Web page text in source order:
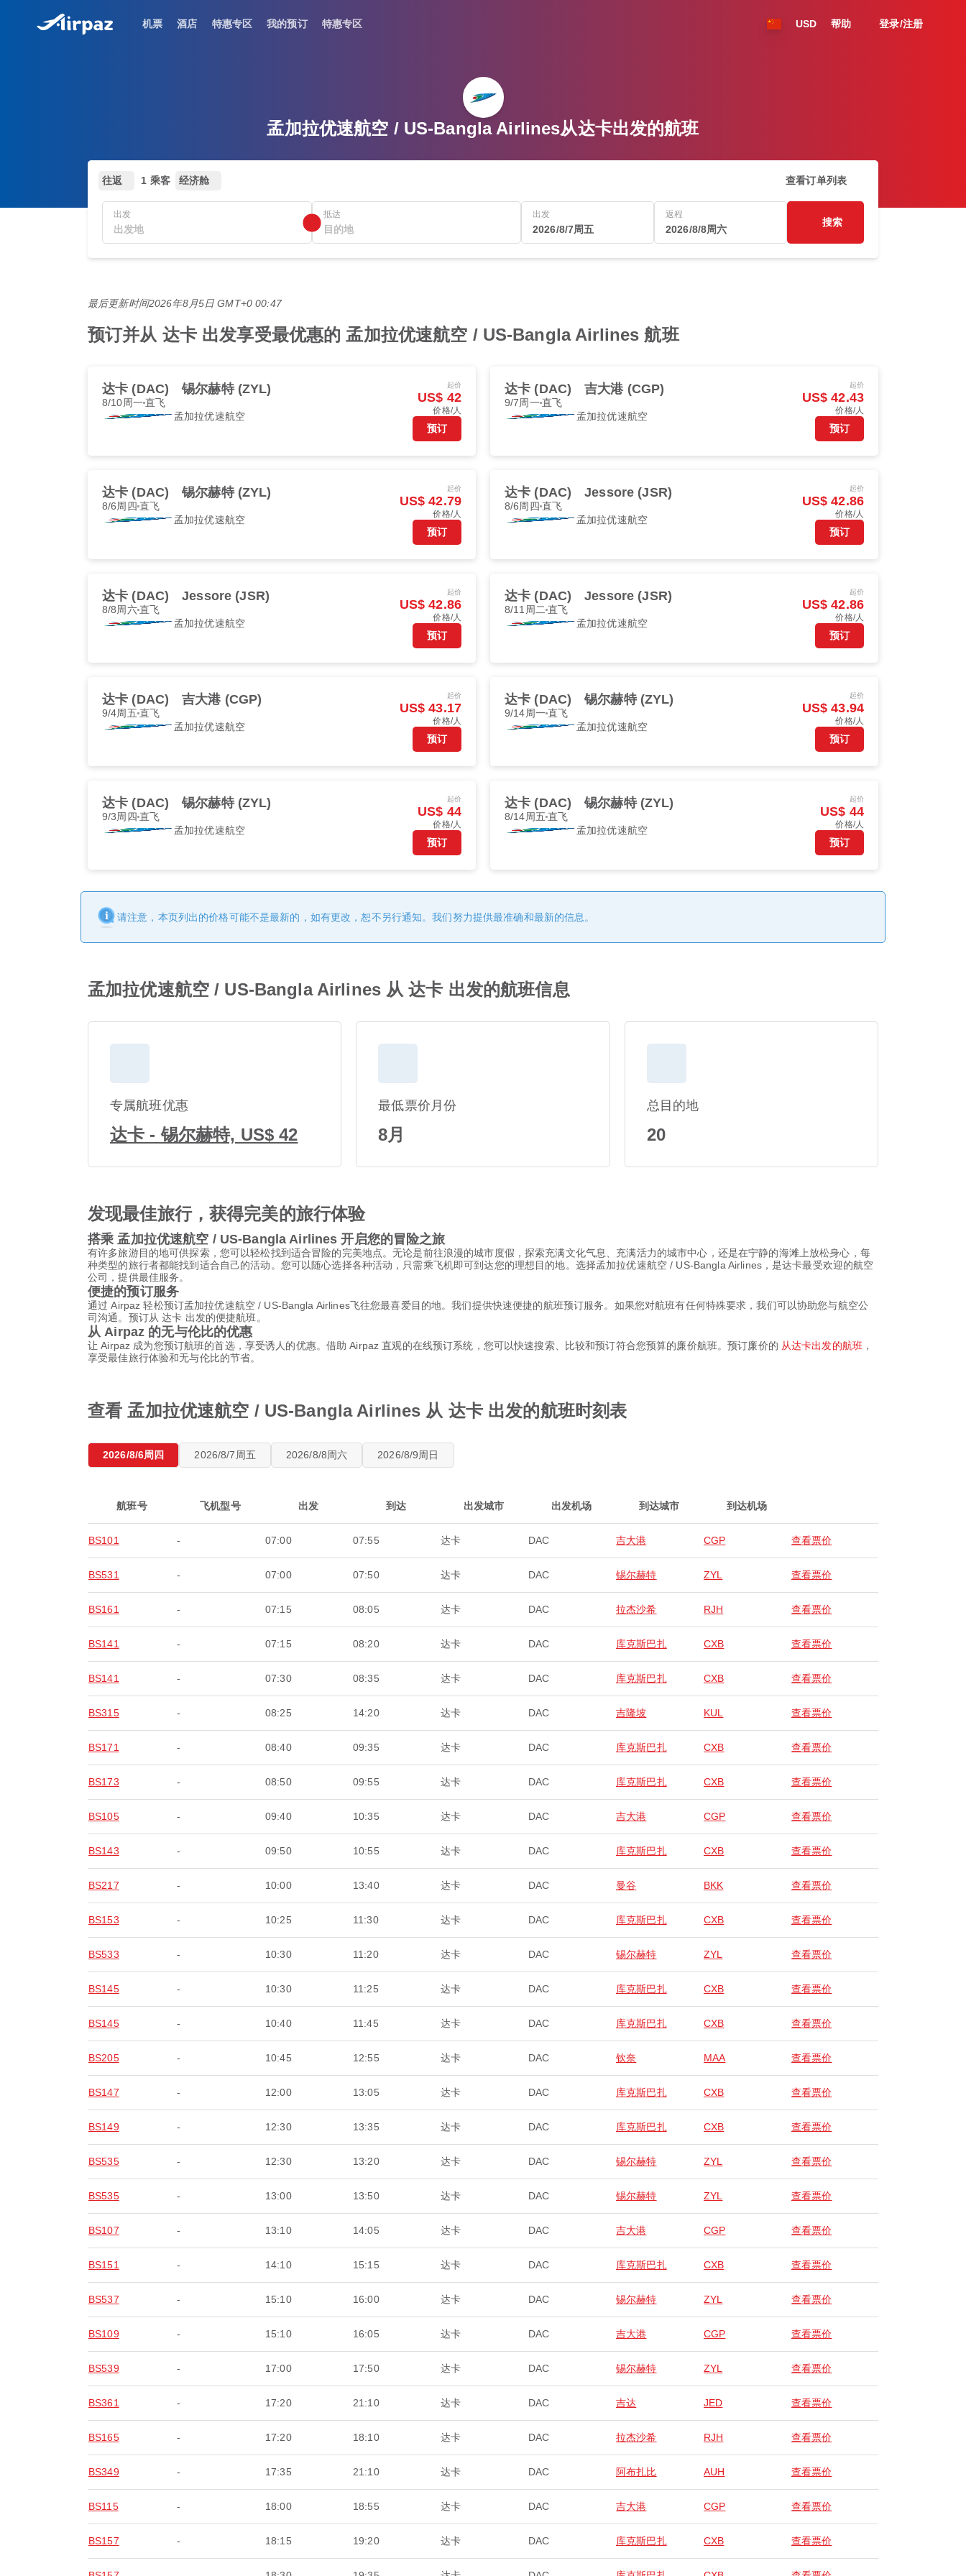
机票 酒店 特惠专区 我的预订 特惠专区 USD 帮助 登录/注册
孟加拉优速航空 / US-Bangla Airlines从达卡出发的航班
往返 1 乘客 经济舱 查看订单列表
出发 抵达 出发
2026/8/7周五
返程
2026/8/8周六
搜索
最后更新时间2026年8月5日 GMT+0 00:47
预订并从 达卡 出发享受最优惠的 孟加拉优速航空 / US-Bangla Airlines 航班
达卡 (DAC) 锡尔赫特 (ZYL)
8/10周一直飞
孟加拉优速航空
起价
US$ 42
价格/人
预订
达卡 (DAC) 吉大港 (CGP)
9/7周一直飞
孟加拉优速航空
起价
US$ 42.43
价格/人
预订
达卡 (DAC) 锡尔赫特 (ZYL)
8/6周四 直飞
孟加拉优速航空
起价
US$ 42.79
价格/人
预订
达卡 (DAC) Jessore (JSR)
8/6周四 直飞
孟加拉优速航空
起价
US$ 42.86
价格/人
预订
达卡 (DAC) Jessore (JSR)
8/8周六直飞
孟加拉优速航空
起价
US$ 42.86
价格/人
预订
达卡 (DAC) Jessore (JSR)
8/11周二 直飞
孟加拉优速航空
起价
US$ 42.86
价格/人
预订
达卡 (DAC) 吉大港 (CGP)
9/4周五 直飞
孟加拉优速航空
起价
US$ 43.17
价格/人
预订
达卡 (DAC) 锡尔赫特 (ZYL)
9/14周一直飞
孟加拉优速航空
起价
US$ 43.94
价格/人
预订
达卡 (DAC) 锡尔赫特 (ZYL)
9/3周四 直飞
孟加拉优速航空
起价
US$ 44
价格/人
预订
达卡 (DAC) 锡尔赫特 (ZYL)
8/14周五 直飞
孟加拉优速航空
起价
US$ 44
价格/人
预订
请注意，本页列出的价格可能不是最新的，如有更改，恕不另行通知。我们努力提供最准确和最新的信息。
孟加拉优速航空 / US-Bangla Airlines 从 达卡 出发的航班信息
专属航班优惠
达卡 - 锡尔赫特, US$ 42
最低票价月份
8月
总目的地
20
发现最佳旅行，获得完美的旅行体验
搭乘 孟加拉优速航空 / US-Bangla Airlines 开启您的冒险之旅
有许多旅游目的地可供探索，您可以轻松找到适合冒险的完美地点。无论是前往浪漫的城市度假，探索充满文化气息、充满活力的城市中心，还是在宁静的海滩上放松身心，每
种类型的旅行者都能找到适合自己的活动。您可以随心选择各种活动，只需乘飞机即可到达您的理想目的地。选择孟加拉优速航空 / US-Bangla Airlines，是达卡最受欢迎的航空
公司，提供最佳服务。
便捷的预订服务
通过 Airpaz 轻松预订孟加拉优速航空 / US-Bangla Airlines飞往您最喜爱目的地。我们提供快速便捷的航班预订服务。如果您对航班有任何特殊要求，我们可以协助您与航空公
司沟通。预订从 达卡 出发的便捷航班。
从 Airpaz 的无与伦比的优惠
让 Airpaz 成为您预订航班的首选，享受诱人的优惠。借助 Airpaz 直观的在线预订系统，您可以快速搜索、比较和预订符合您预算的廉价航班。预订廉价的 从达卡出发的航班 ，
享受最佳旅行体验和无与伦比的节省。
查看 孟加拉优速航空 / US-Bangla Airlines 从 达卡 出发的航班时刻表
2026/8/6周四 2026/8/7周五 2026/8/8周六 2026/8/9周日
航班号 飞机型号 出发 到达 出发城市 出发机场 到达城市 到达机场
BS101 - 07:00 07:55 达卡 DAC 吉大港 CGP 查看票价
BS531 - 07:00 07:50 达卡 DAC 锡尔赫特 ZYL 查看票价
BS161 - 07:15 08:05 达卡 DAC 拉杰沙希 RJH 查看票价
BS141 - 07:15 08:20 达卡 DAC 库克斯巴扎 CXB 查看票价
BS141 - 07:30 08:35 达卡 DAC 库克斯巴扎 CXB 查看票价
BS315 - 08:25 14:20 达卡 DAC 吉隆坡 KUL 查看票价
BS171 - 08:40 09:35 达卡 DAC 库克斯巴扎 CXB 查看票价
BS173 - 08:50 09:55 达卡 DAC 库克斯巴扎 CXB 查看票价
BS105 - 09:40 10:35 达卡 DAC 吉大港 CGP 查看票价
BS143 - 09:50 10:55 达卡 DAC 库克斯巴扎 CXB 查看票价
BS217 - 10:00 13:40 达卡 DAC 曼谷 BKK 查看票价
BS153 - 10:25 11:30 达卡 DAC 库克斯巴扎 CXB 查看票价
BS533 - 10:30 11:20 达卡 DAC 锡尔赫特 ZYL 查看票价
BS145 - 10:30 11:25 达卡 DAC 库克斯巴扎 CXB 查看票价
BS145 - 10:40 11:45 达卡 DAC 库克斯巴扎 CXB 查看票价
BS205 - 10:45 12:55 达卡 DAC 钦奈 MAA 查看票价
BS147 - 12:00 13:05 达卡 DAC 库克斯巴扎 CXB 查看票价
BS149 - 12:30 13:35 达卡 DAC 库克斯巴扎 CXB 查看票价
BS535 - 12:30 13:20 达卡 DAC 锡尔赫特 ZYL 查看票价
BS535 - 13:00 13:50 达卡 DAC 锡尔赫特 ZYL 查看票价
BS107 - 13:10 14:05 达卡 DAC 吉大港 CGP 查看票价
BS151 - 14:10 15:15 达卡 DAC 库克斯巴扎 CXB 查看票价
BS537 - 15:10 16:00 达卡 DAC 锡尔赫特 ZYL 查看票价
BS109 - 15:10 16:05 达卡 DAC 吉大港 CGP 查看票价
BS539 - 17:00 17:50 达卡 DAC 锡尔赫特 ZYL 查看票价
BS361 - 17:20 21:10 达卡 DAC 吉达 JED 查看票价
BS165 - 17:20 18:10 达卡 DAC 拉杰沙希 RJH 查看票价
BS349 - 17:35 21:10 达卡 DAC 阿布扎比 AUH 查看票价
BS115 - 18:00 18:55 达卡 DAC 吉大港 CGP 查看票价
BS157 - 18:15 19:20 达卡 DAC 库克斯巴扎 CXB 查看票价